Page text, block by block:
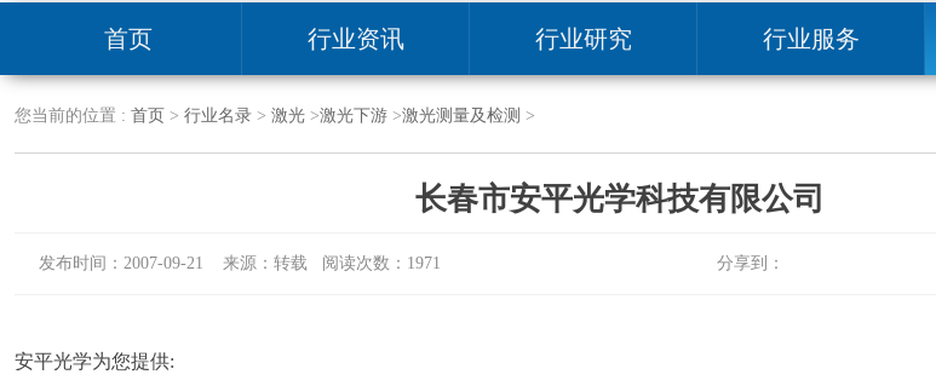
首页 行业资讯 行业研究 行业服务
您当前的位置 : 首页 > 行业名录 > 激光 >激光下游 >激光测量及检测 >
长春市安平光学科技有限公司
发布时间：2007-09-21 来源：转载 阅读次数：1971 分享到：
安平光学为您提供: